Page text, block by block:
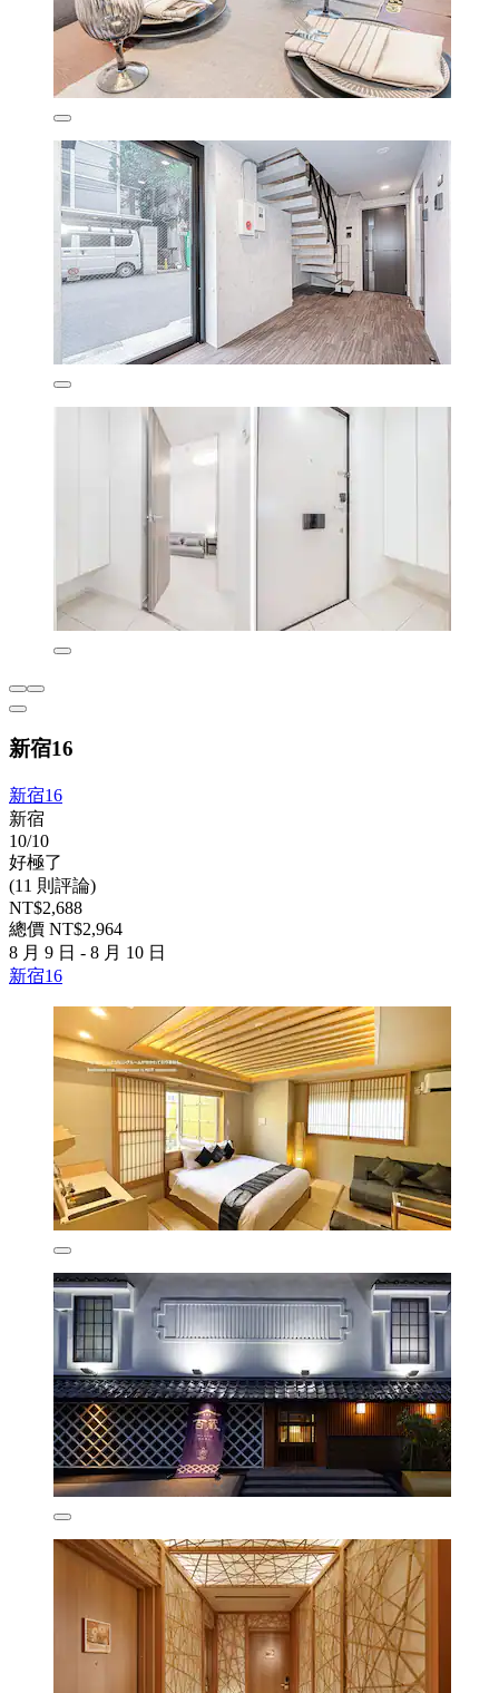
新宿16
新宿16
新宿
10/10
好極了
(11 則評論)
NT$2,688
總價 NT$2,964
8 月 9 日 - 8 月 10 日
新宿16